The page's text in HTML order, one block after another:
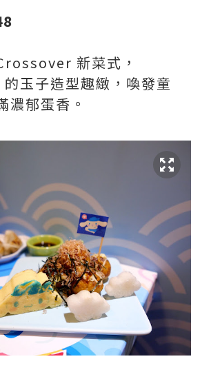
新菜式，
玉子造型趣緻，喚發童
濃郁蛋香。